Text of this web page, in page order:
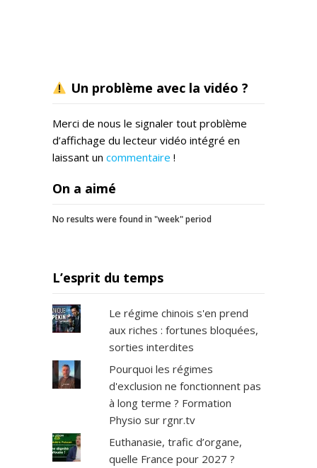
Un problème avec la vidéo ?
Merci de nous le signaler tout problème
d’affichage du lecteur vidéo intégré en
laissant un commentaire !
On a aimé
No results were found in "week" period
L’esprit du temps
Le régime chinois s'en prend
aux riches : fortunes bloquées,
sorties interdites
Pourquoi les régimes
d'exclusion ne fonctionnent pas
à long terme ? Formation
Physio sur rgnr.tv
Euthanasie, trafic d’organe,
quelle France pour 2027 ?